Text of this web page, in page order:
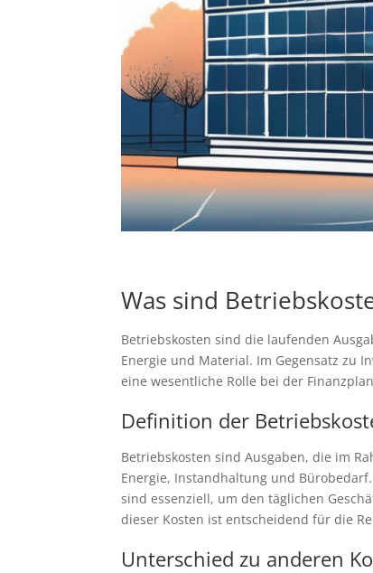
Was sind
Betriebskosten sind die laufenden
Energie und Material. Im Gegensatz zu
eine wesentliche Rolle bei der
Definition der
Betriebskosten sind Ausgaben, die im
Energie, Instandhaltung und
sind essenziell, um den täglichen
dieser Kosten ist entscheidend für die
Unterschied zu anderen